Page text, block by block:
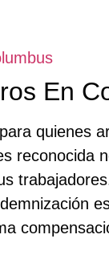
En
quienes
reconocida